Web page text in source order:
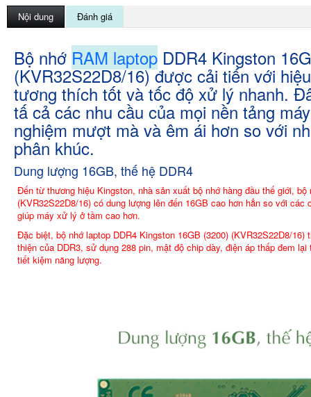
Nội dung Đánh giá
Bộ nhớ RAM laptop DDR4 Kingston
(KVR32S22D8/16) được cải tiến với
tương thích tốt và tốc độ xử lý nhanh.
tấ cả các nhu cầu của mọi nền tảng
nghiệm mượt mà và êm ái hơn so với
phân khúc.
Dung lượng 16GB, thế hệ DDR4
Đến từ thương hiệu Kingston, nhà sản xuất bộ nhớ hàng đầu thế giới, bộ
(KVR32S22D8/16) có dung lượng lên đến 16GB cao hơn hẳn so với các
giúp máy xử lý ở tầm cao hơn.
Đặc biệt, bộ nhớ laptop DDR4 Kingston 16GB (3200) (KVR32S22D8/
thiện của DDR3, sử dụng 288 pin, mật độ chip dày, điện áp thấp đem
tiết kiệm năng lượng.